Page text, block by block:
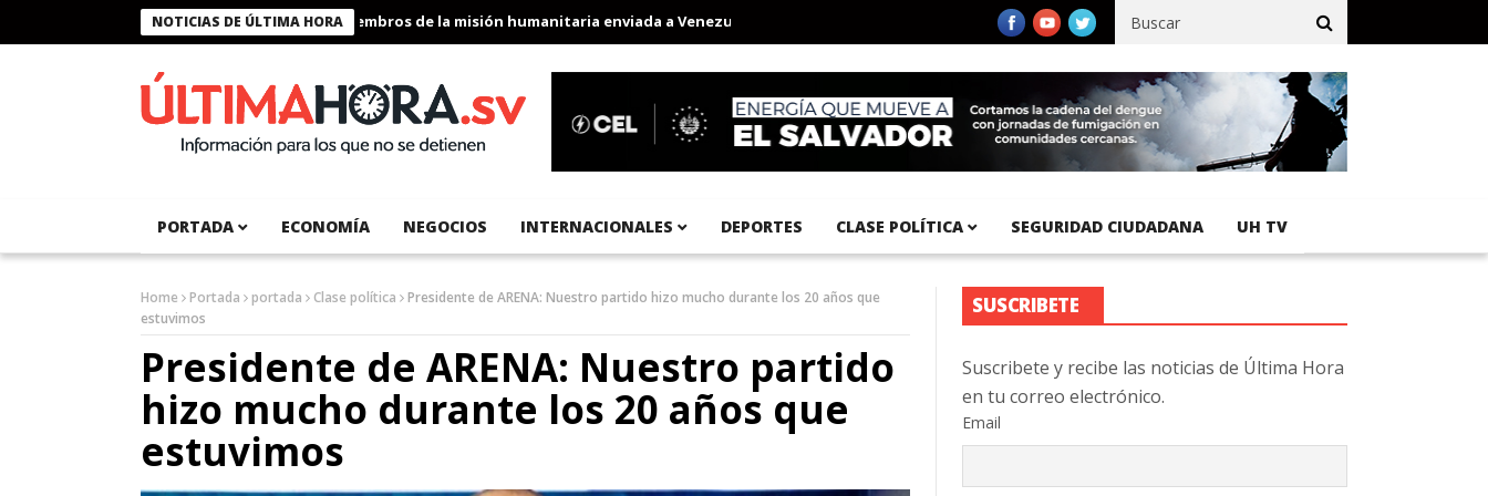
NOTICIAS DE ÚLTIMA HORA
Presidente Bukele condecora a miembros de la misión humanitaria enviada a Venezuela Aeropuerto Internacional del Pacífico registra 92 % de avance en obras de terracería
PORTADA ECONOMÍA NEGOCIOS INTERNACIONALES DEPORTES CLASE POLÍTICA SEGURIDAD CIUDADANA UH TV
Home Portada portada Clase política
Presidente de ARENA: Nuestro partido hizo mucho durante los 20 años que
estuvimos
Presidente de ARENA: Nuestro partido
hizo mucho durante los 20 años que
estuvimos
SUSCRIBETE
Suscribete y recibe las noticias de Última Hora
en tu correo electrónico.
Email